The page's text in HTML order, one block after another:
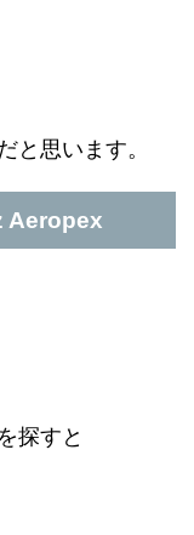
と思います。
Aeropex
探すと